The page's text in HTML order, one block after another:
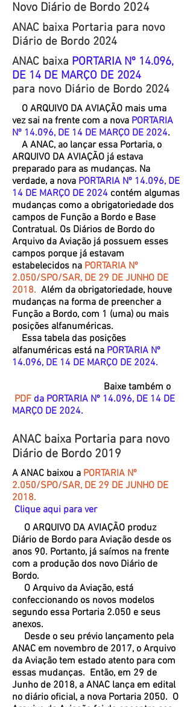
Novo Diário de Bordo 2024
ANAC baixa Portaria para novo
Diário de Bordo 2024
ANAC baixa PORTARIA Nº 14.096,
DE 14 DE MARÇO DE 2024
para novo Diário de Bordo 2024
O ARQUIVO DA AVIAÇÃO mais uma
vez sai na frente com a nova PORTARIA
Nº 14.096, DE 14 DE MARÇO DE 2024.
A ANAC, ao lançar essa Portaria, o
ARQUIVO DA AVIAÇÃO já estava
preparado para as mudanças. Na
verdade, a nova PORTARIA Nº 14.096, DE
14 DE MARÇO DE 2024 contém algumas
mudanças como a obrigatoriedade dos
campos de Função a Bordo e Base
Contratual. Os Diários de Bordo do
Arquivo da Aviação já possuem esses
campos porque já estavam
estabelecidos na PORTARIA Nº
2.050/SPO/SAR, DE 29 DE JUNHO DE
2018. Além da obrigatoriedade, houve
mudanças na forma de preencher a
Função a Bordo, com 1 (uma) ou mais
posições alfanuméricas.
Essa tabela das posições
alfanuméricas está na PORTARIA Nº
14.096, DE 14 DE MARÇO DE 2024.
Baixe também o
PDF da PORTARIA Nº 14.096, DE 14 DE
MARÇO DE 2024.
ANAC baixa Portaria para novo
Diário de Bordo 2019
A ANAC baixou a PORTARIA Nº
2.050/SPO/SAR, DE 29 DE JUNHO DE
2018.
Clique aqui para ver
O ARQUIVO DA AVIAÇÃO produz
Diário de Bordo para Aviação desde os
anos 90. Portanto, já saímos na frente
com a produção dos novo Diário de
Bordo.
O Arquivo da Aviação, está
confeccionando os novos modelos
segundo essa Portaria 2.050 e seus
anexos.
Desde o seu prévio lançamento pela
ANAC em novembro de 2017, o Arquivo
da Aviação tem estado atento para com
essas mudanças. Então, em 29 de
Junho de 2018, a ANAC lança em edital
no diário oficial, a nova Portaria 2050. O